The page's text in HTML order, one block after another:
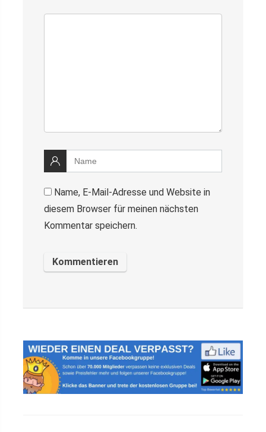
Name, E-Mail-Adresse und Website in
diesem Browser für meinen nächsten
Kommentar speichern.